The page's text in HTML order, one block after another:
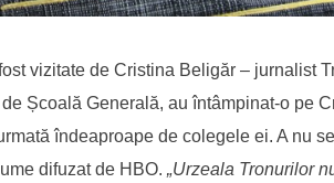
vizitate de Cristina Beligăr –
Școală Generală, au întâmpinat-o pe
îndeaproape de colegele ei. A nu
difuzat de HBO. „Urzeala Tronurilor